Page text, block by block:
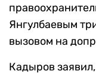
Янгулбаевым
вызовом на
Кадыров